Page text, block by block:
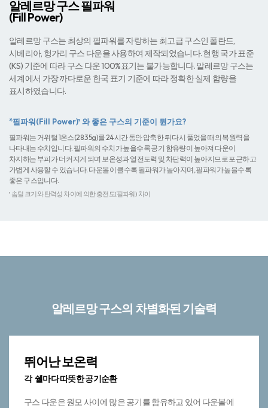
알레르망 구스 필파워
(Fill Power) ​
알레르망 구스는 최상의 필파워를 자랑하는 최고급 구스인 폴란드,
시베리아, 헝가리 구스 다운을 사용하여 제작되었습니다. 현행 국가 표준
(KS) 기준에 따라 구스 다운 100%표기는 불가능합니다. 알레르망 구스는
세계에서 가장 까다로운 한국 표기 기준에 따라 정확한 실제 함량을
표시하였습니다.
*필파워(Fill Power)¹ 와 좋은 구스의 기준​이 뭔가요?
필파워는 거위털 1온스(28.35g)를 24시간 동안 압축한 뒤 다시 풀었을 때의 복원력을
나타내는 수치입니다. 필파워의 수치가 높을수록 공기 함유량이 높아져 다운이
차지하는 부피가 더 커지게 되며 보온성과 열전도력 및 차단력이 높아지므로 포근하고
가볍게 사용할 수 있습니다. 다운볼이 클수록 필파워가 높아지며,필파워가 높을수록
좋은 구스입니다.
¹ 솜털 크기와 탄력성 차이에 의한 충전도(필파워) 차이​
알레르망 구스의 차별화된 기술력​​
뛰어난 보온력
각 쉘마다 따뜻한 공기순환
구스 다운은 원모 사이에 많은 공기를 함유하고 있어 다운볼에